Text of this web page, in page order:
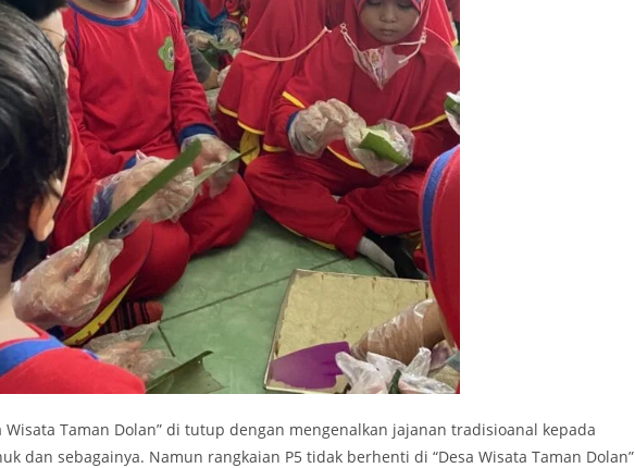
Wisata Taman Dolan” di tutup dengan mengenalkan jajanan tradisioanal kepada
dan sebagainya. Namun rangkaian P5 tidak berhenti di “Desa Wisata Taman Dolan”